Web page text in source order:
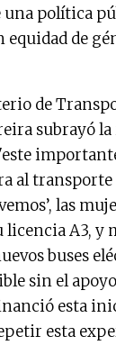
una política
equidad de
de
subrayó
al
las
licencia A3, y
buses
sin el
esta
esta